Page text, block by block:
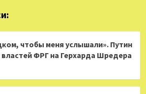
чтобы меня услышали». Путин
ФРГ на Герхарда Шредера